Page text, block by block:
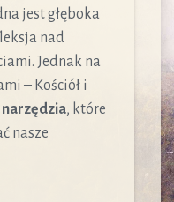
jest głęboka
nad
Jednak na
– Kościół i
narzędzia, które
nasze